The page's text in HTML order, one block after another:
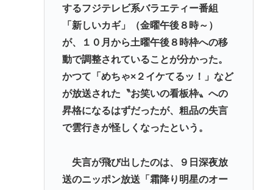
逆台風発生東から西へ！関東上陸し鳥取島根九州
へ！温暖化車カスのせいで気象がシッチャカメッチ
【映画動員ランキング】「映画ちいかわ」動員1位に
返り咲き！「ミニオンズ」「あの星」「ブルーロッ
ク」もランクイン
【正論】産経「前代未聞の無責任男、石破茂」
トンボとかいうクソキショい虫が市民権を得てる理
中年層が「ちいかわ」にハマる理由www
するフジテレビ系バラエティー番組
「新しいカギ」（金曜午後８時～）
が、１０月から土曜午後８時枠への移
動で調整されていることが分かった。
かつて「めちゃ×２イケてるッ！」など
が放送された〝お笑いの看板枠〟への
昇格になるはずだったが、粗品の失言
で雲行きが怪しくなったという。
失言が飛び出したのは、９日深夜放
送のニッポン放送「霜降り明星のオー